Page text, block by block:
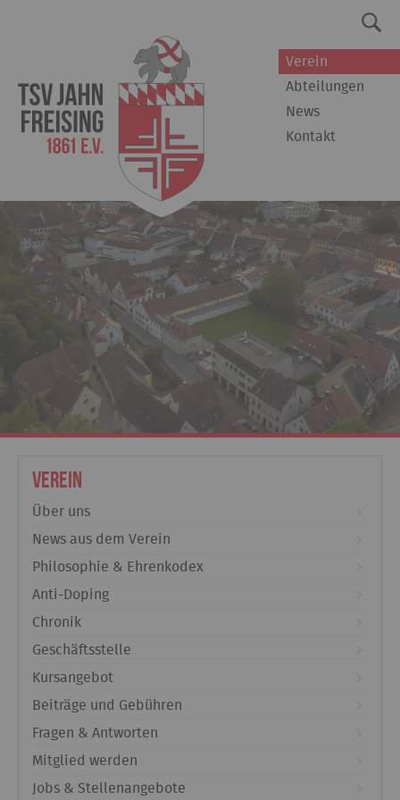
Verein
Abteilungen
News
Kontakt
Verein
Über uns
News aus dem Verein
Philosophie & Ehrenkodex
Anti-Doping
Chronik
Geschäftsstelle
Kursangebot
Beiträge und Gebühren
Fragen & Antworten
Mitglied werden
Jobs & Stellenangebote